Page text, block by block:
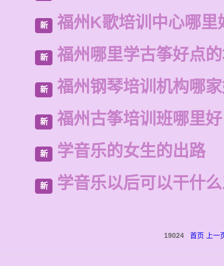
新 福州K歌培训中心哪里
新 福州哪里学古筝好点
新 福州钢琴培训机构哪
新 福州古筝培训班哪里好
新 学音乐的女生的出路
新 学音乐以后可以干什
19024 首页 上一